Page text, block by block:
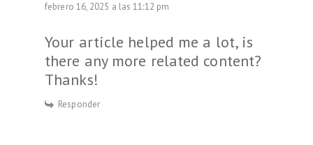
febrero 16, 2025 a las 11:12 pm
Your article helped me a lot, is
there any more related content?
Thanks!
Responder